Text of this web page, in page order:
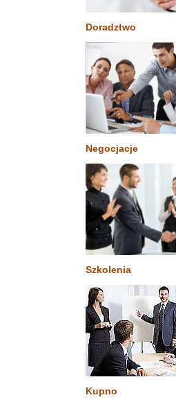
Doradztwo
Negocjacje
Szkolenia
Kupno